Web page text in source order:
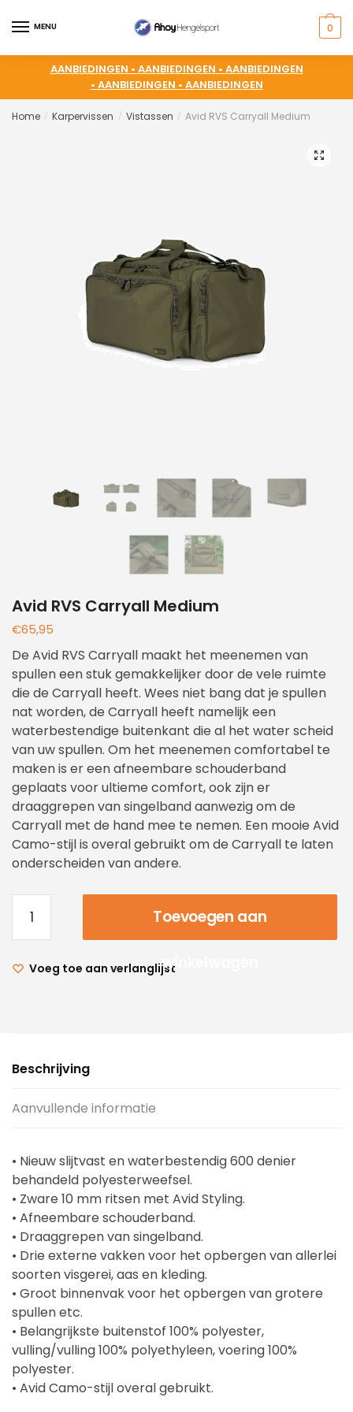
MENU 0
AANBIEDINGEN • AANBIEDINGEN • AANBIEDINGEN
• AANBIEDINGEN • AANBIEDINGEN
Home / Karpervissen / Vistassen / Avid RVS Carryall Medium
🔍
Avid RVS Carryall Medium
€65,95
De Avid RVS Carryall maakt het meenemen van
spullen een stuk gemakkelijker door de vele ruimte
die de Carryall heeft. Wees niet bang dat je spullen
nat worden, de Carryall heeft namelijk een
waterbestendige buitenkant die al het water scheid
van uw spullen. Om het meenemen comfortabel te
maken is er een afneembare schouderband
geplaats voor ultieme comfort, ook zijn er
draaggrepen van singelband aanwezig om de
Carryall met de hand mee te nemen. Een mooie Avid
Camo-stijl is overal gebruikt om de Carryall te laten
onderscheiden van andere.
Toevoegen aan
winkelwagen
Voeg toe aan verlanglijst
Beschrijving
Aanvullende informatie
• Nieuw slijtvast en waterbestendig 600 denier
behandeld polyesterweefsel.
• Zware 10 mm ritsen met Avid Styling.
• Afneembare schouderband.
• Draaggrepen van singelband.
• Drie externe vakken voor het opbergen van allerlei
soorten visgerei, aas en kleding.
• Groot binnenvak voor het opbergen van grotere
spullen etc.
• Belangrijkste buitenstof 100% polyester,
vulling/vulling 100% polyethyleen, voering 100%
polyester.
• Avid Camo-stijl overal gebruikt.